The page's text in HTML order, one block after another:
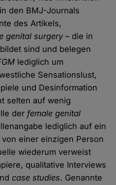
den BMJ-Journals
des Artikels,
genital surgery– die in
sind und belegen
lediglich um
Sensationslust,
und Desinformation
selten auf wenig
der female genital
lediglich auf ein
einer einzigen Person
wiederum verweist
qualitative Interviews
case studies. Genannte